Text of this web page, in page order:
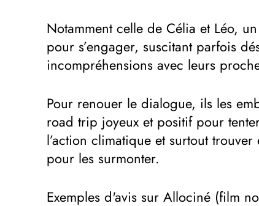
Notamment celle de Célia et Léo,
pour s’engager, suscitant parfois
incompréhensions avec leurs
Pour renouer le dialogue, ils les
road trip joyeux et positif pour
l’action climatique et surtout
pour les surmonter.
Exemples d'avis sur Allociné (film